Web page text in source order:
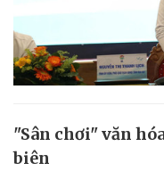
"Sân chơi" văn
biên